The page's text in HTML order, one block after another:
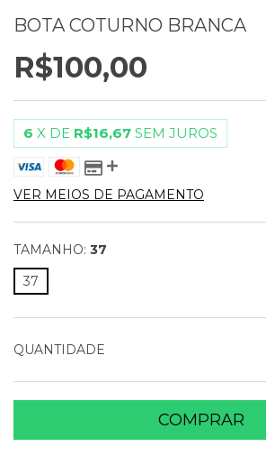
BOTA COTURNO BRANCA
R$100,00
6 X DE R$16,67 SEM JUROS
VER MEIOS DE PAGAMENTO
TAMANHO: 37
37
QUANTIDADE